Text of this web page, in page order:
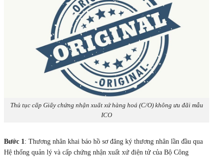
Thủ tục cấp Giấy chứng nhận xuất xứ hàng hoá (C/O) không ưu đãi mẫu
ICO
Bước 1: Thương nhân khai báo hồ sơ đăng ký thương nhân lần đầu qua
Hệ thống quản lý và cấp chứng nhận xuất xứ điện tử của Bộ Công